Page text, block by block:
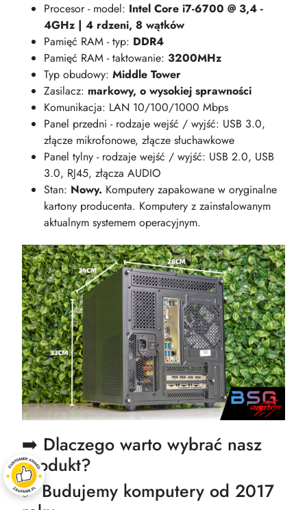
Procesor - model: Intel Core i7-6700 @ 3,4 -
4GHz | 4 rdzeni, 8 wątków
Pamięć RAM - typ: DDR4
Pamięć RAM - taktowanie: 3200MHz
Typ obudowy: Middle Tower
Zasilacz: markowy, o wysokiej sprawności
Komunikacja: LAN 10/100/1000 Mbps
Panel przedni - rodzaje wejść / wyjść: USB 3.0,
złącze mikrofonowe, złącze słuchawkowe
Panel tylny - rodzaje wejść / wyjść: USB 2.0, USB
3.0, RJ45, złącza AUDIO
Stan: Nowy. Komputery zapakowane w oryginalne
kartony producenta. Komputery z zainstalowanym
aktualnym systemem operacyjnym.
➡️ Dlaczego warto wybrać nasz
produkt?
✅ Budujemy komputery od 2017